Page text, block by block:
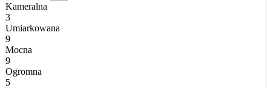
Kameralna
3
Umiarkowana
9
Mocna
9
Ogromna
5